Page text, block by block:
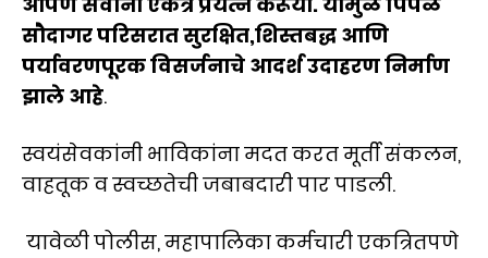
सौदागर परिसरात सुरक्षित,शिस्तबद्ध आणि
पर्यावरणपूरक विसर्जनाचे आदर्श उदाहरण निर्माण
झाले आहे.
स्वयंसेवकांनी भाविकांना मदत करत मूर्ती संकलन,
वाहतूक व स्वच्छतेची जबाबदारी पार पाडली.
यावेळी पोलीस, महापालिका कर्मचारी एकत्रितपणे